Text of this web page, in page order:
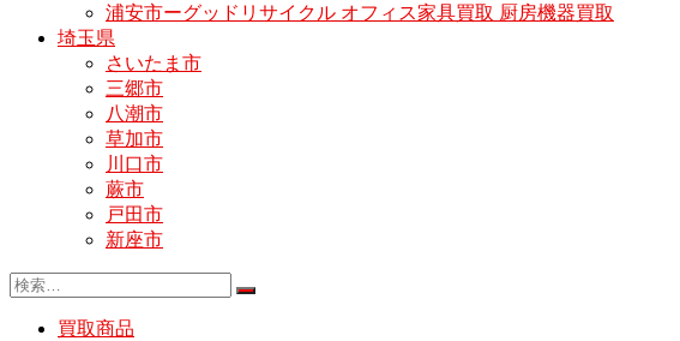
浦安市ーグッドリサイクル オフィス家具買取 厨房機器買取
埼玉県
さいたま市
三郷市
八潮市
草加市
川口市
蕨市
戸田市
新座市
買取商品